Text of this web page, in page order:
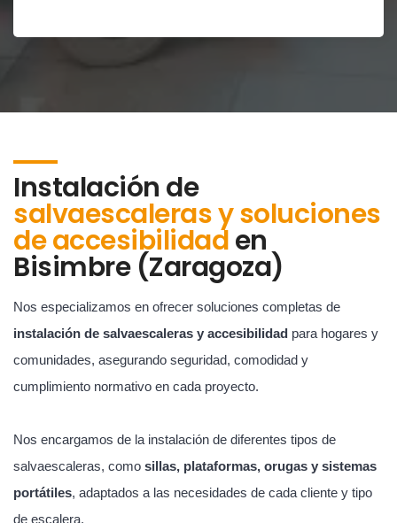
Instalación de
salvaescaleras y soluciones
de accesibilidaden
Bisimbre (Zaragoza)
Nos especializamos en ofrecer soluciones completas de
instalación de salvaescaleras y accesibilidad para hogares y
comunidades, asegurando seguridad, comodidad y
cumplimiento normativo en cada proyecto.
Nos encargamos de la instalación de diferentes tipos de
salvaescaleras, como sillas, plataformas, orugas y sistemas
portátiles, adaptados a las necesidades de cada cliente y tipo
de escalera.